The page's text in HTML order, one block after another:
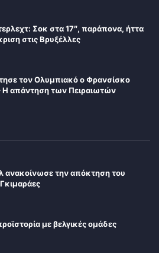
Σοκ στα 17″, παράπονα, ήττα
στις Βρυξέλλες
τον Ολυμπιακό ο Φρανσίσκο
Η απάντηση των Πειραιωτών
ανακοίνωσε την απόκτηση του
με βελγικές ομάδες